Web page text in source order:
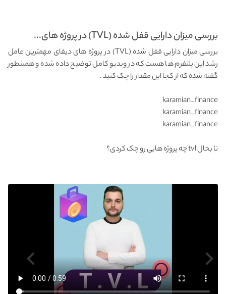
بررسی میزان دارایی قفل شده (TVL) در پروژه های...
بررسی میزان دارایی قفل شده (TVL) در پروژه های دیفای مهمترین عامل
رشد این پلتفرم ها هست که در ویدیو کامل توضیح داده شده و همینطور
گفته شده که از کجا این مقدار را چک کنید .
karamian_finance
karamian_finance
karamian_finance
تا بحال tvl چه پروژه هایی رو چک کردی؟